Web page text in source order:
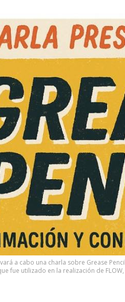
a cabo una charla sobre Grease
fue utilizado en la realización de